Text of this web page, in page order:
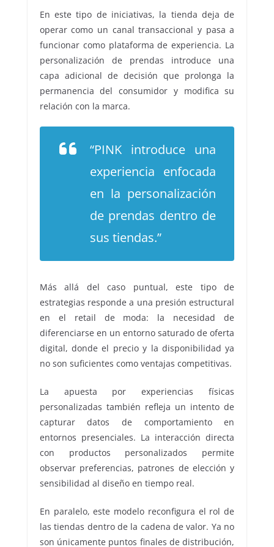
En este tipo de iniciativas, la tienda deja de
operar como un canal transaccional y pasa a
funcionar como plataforma de experiencia. La
personalización de prendas introduce una
capa adicional de decisión que prolonga la
permanencia del consumidor y modifica su
relación con la marca.
“PINK introduce una
experiencia enfocada
en la personalización
de prendas dentro de
sus tiendas.”
Más allá del caso puntual, este tipo de
estrategias responde a una presión estructural
en el retail de moda: la necesidad de
diferenciarse en un entorno saturado de oferta
digital, donde el precio y la disponibilidad ya
no son suficientes como ventajas competitivas.
La apuesta por experiencias físicas
personalizadas también refleja un intento de
capturar datos de comportamiento en
entornos presenciales. La interacción directa
con productos personalizados permite
observar preferencias, patrones de elección y
sensibilidad al diseño en tiempo real.
En paralelo, este modelo reconfigura el rol de
las tiendas dentro de la cadena de valor. Ya no
son únicamente puntos finales de distribución,